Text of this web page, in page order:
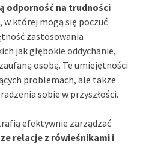
odporność na trudności
w której mogą się poczuć
zastosowania
jak głębokie oddychanie,
osobą. Te umiejętności
problemach, ale także
sobie w przyszłości.
efektywnie zarządzać
relacje z rówieśnikami i